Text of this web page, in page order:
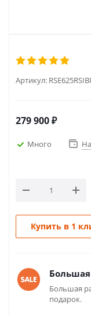
Артикул:
279 900₽
Много
Купить в 1
Большая
подарок.